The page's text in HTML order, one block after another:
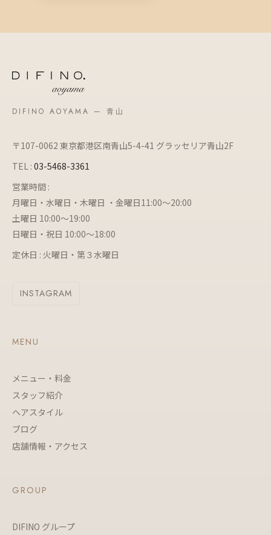
DIFINO AOYAMA — 青山
〒107-0062 東京都港区南青山5-4-41 グラッセリア青山2F
TEL : 03-5468-3361
営業時間 :
月曜日・水曜日・木曜日 ・金曜日11:00～20:00
土曜日 10:00～19:00
日曜日・祝日 10:00～18:00
定休日 : 火曜日・第３水曜日
INSTAGRAM
MENU
メニュー・料金
スタッフ紹介
ヘアスタイル
ブログ
店舗情報・アクセス
GROUP
DIFINO グループ